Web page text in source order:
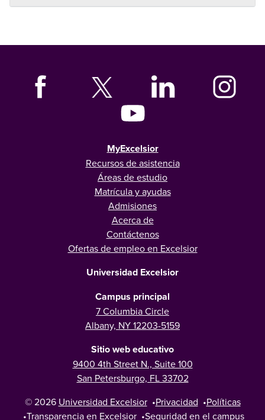
MyExcelsior
Recursos de asistencia
Áreas de estudio
Matrícula y ayudas
Admisiones
Acerca de
Contáctenos
Ofertas de empleo en Excelsior
Universidad Excelsior
Campus principal
7 Columbia Circle
Albany, NY 12203-5159
Sitio web educativo
9400 4th Street N., Suite 100
San Petersburgo, FL 33702
© 2026 Universidad Excelsior •Privacidad •Políticas
•Transparencia en Excelsior •Seguridad en el campus